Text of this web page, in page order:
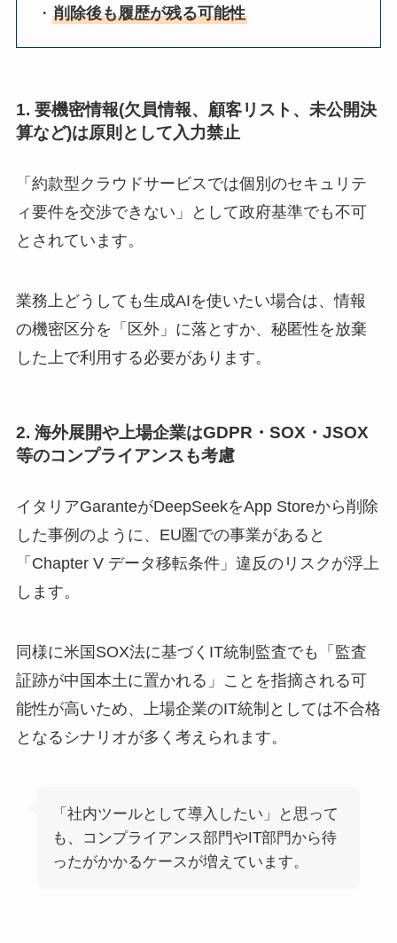
・削除後も履歴が残る可能性
1. 要機密情報(欠員情報、顧客リスト、未公開決
算など)は原則として入力禁止
「約款型クラウドサービスでは個別のセキュリテ
ィ要件を交渉できない」として政府基準でも不可
とされています。
業務上どうしても生成AIを使いたい場合は、情報
の機密区分を「区外」に落とすか、秘匿性を放棄
した上で利用する必要があります。
2. 海外展開や上場企業はGDPR・SOX・JSOX
等のコンプライアンスも考慮
イタリアGaranteがDeepSeekをApp Storeから削除
した事例のように、EU圏での事業があると
「Chapter V データ移転条件」違反のリスクが浮上
します。
同様に米国SOX法に基づくIT統制監査でも「監査
証跡が中国本土に置かれる」ことを指摘される可
能性が高いため、上場企業のIT統制としては不合格
となるシナリオが多く考えられます。
「社内ツールとして導入したい」と思って
も、コンプライアンス部門やIT部門から待
ったがかかるケースが増えています。